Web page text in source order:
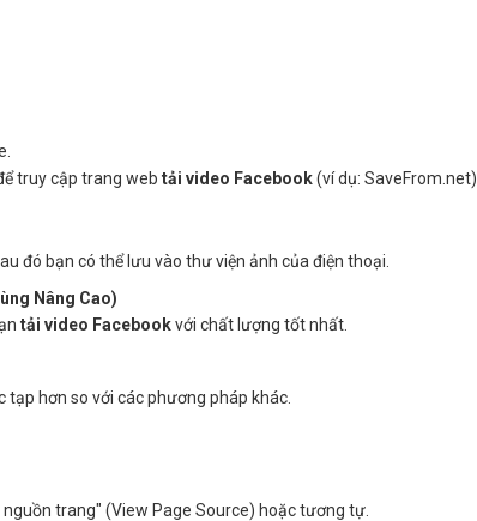
truy cập trang web tải video Facebook(ví dụ: SaveFrom.net).
đó bạn có thể lưu vào thư viện ảnh của điện thoại.
Nâng Cao)
tải video Facebookvới chất lượng tốt nhất.
hơn so với các phương pháp khác.
trang" (View Page Source) hoặc tương tự.